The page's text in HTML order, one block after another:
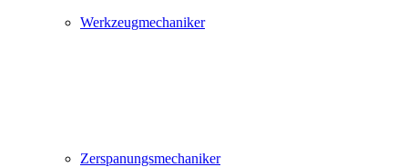
Werkzeugmechaniker
Zerspanungsmechaniker